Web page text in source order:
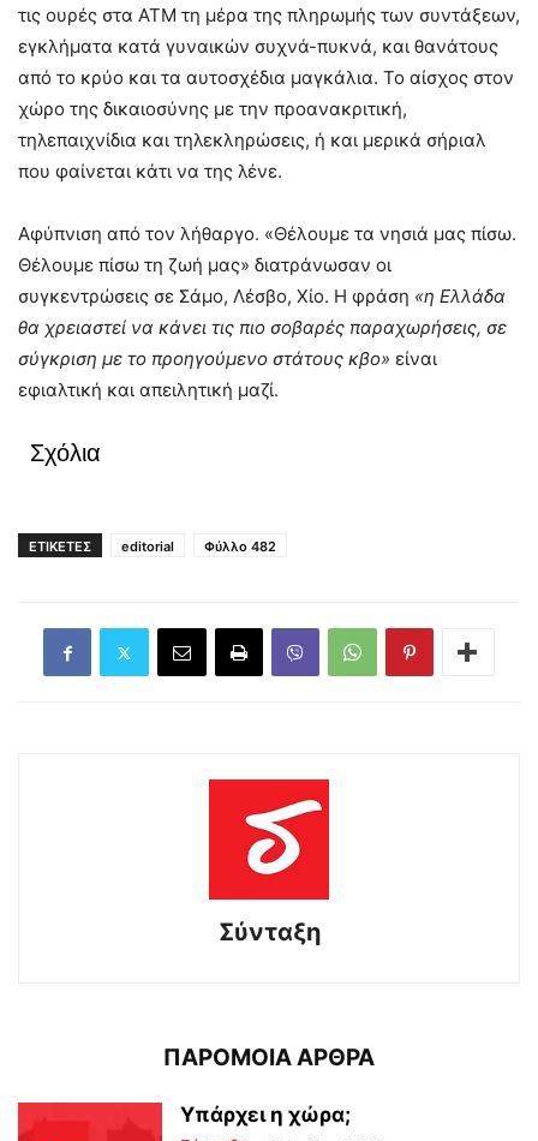
τις ουρές στα ΑΤΜ τη μέρα της πληρωμής των συντάξεων,
εγκλήματα κατά γυναικών συχνά-πυκνά, και θανάτους
από το κρύο και τα αυτοσχέδια μαγκάλια. Το αίσχος στον
χώρο της δικαιοσύνης με την προανακριτική,
τηλεπαιχνίδια και τηλεκληρώσεις, ή και μερικά σήριαλ
που φαίνεται κάτι να της λένε.
Αφύπνιση από τον λήθαργο. «Θέλουμε τα νησιά μας πίσω.
Θέλουμε πίσω τη ζωή μας» διατράνωσαν οι
συγκεντρώσεις σε Σάμο, Λέσβο, Χίο. Η φράση «η Ελλάδα
θα χρειαστεί να κάνει τις πιο σοβαρές παραχωρήσεις, σε
σύγκριση με το προηγούμενο στάτους κβο» είναι
εφιαλτική και απειλητική μαζί.
Σχόλια
ΕΤΙΚΕΤΕΣ editorial Φύλλο 482
Σύνταξη
ΠΑΡΟΜΟΙΑ ΑΡΘΡΑ
Υπάρχει η χώρα;